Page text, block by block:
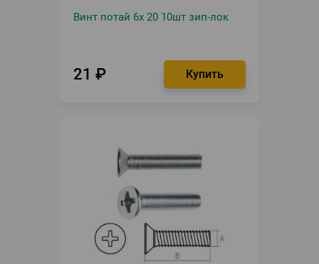
Винт потай 6х 20 10шт зип-лок
21 ₽